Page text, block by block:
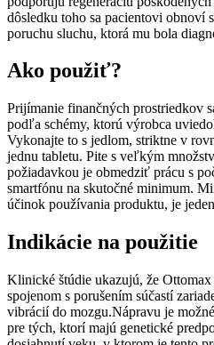
dôsledku toho sa pacientovi obnoví
poruchu sluchu, ktorá mu bola
Ako použiť?
Prijímanie finančných prostriedkov
podľa schémy, ktorú výrobca
Vykonajte to s jedlom, striktne v
jednu tabletu. Pite s veľkým
požiadavkou je obmedziť prácu s
smartfónu na skutočné minimum.
účinok používania produktu, je
Indikácie na použitie
Klinické štúdie ukazujú, že
spojenom s porušením súčastí
vibrácií do mozgu.Nápravu je
pre tých, ktorí majú genetické